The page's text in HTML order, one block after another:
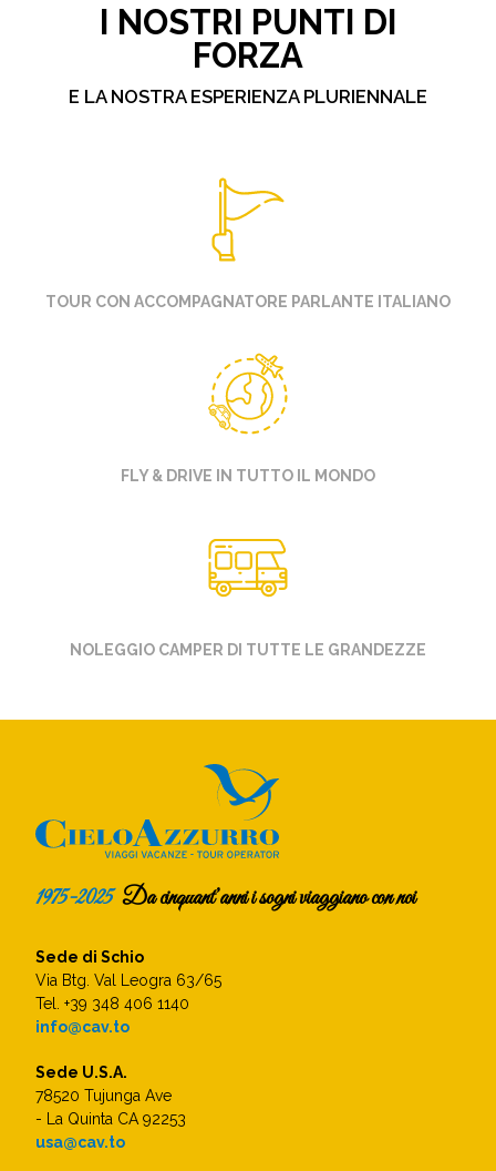
I NOSTRI PUNTI DI
FORZA
E LA NOSTRA ESPERIENZA PLURIENNALE
TOUR CON ACCOMPAGNATORE PARLANTE ITALIANO
FLY & DRIVE IN TUTTO IL MONDO
NOLEGGIO CAMPER DI TUTTE LE GRANDEZZE
1975-2025Da cinquant’anni i sogni viaggiano con noi
Sede di Schio
Via Btg. Val Leogra 63/65
Tel. +39 348 406 1140
info@cav.to
Sede U.S.A.
78520 Tujunga Ave
- La Quinta CA 92253
usa@cav.to